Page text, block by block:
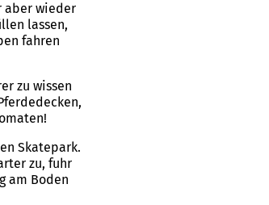
aber wieder
lassen,
fahren
zu wissen
Skatepark.
zu, fuhr
am Boden